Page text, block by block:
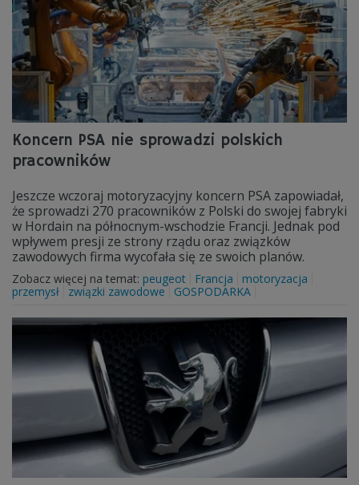
Koncern PSA nie sprowadzi polskich
pracowników
Jeszcze wczoraj motoryzacyjny koncern PSA zapowiadał,
że sprowadzi 270 pracowników z Polski do swojej fabryki
w Hordain na północnym-wschodzie Francji. Jednak pod
wpływem presji ze strony rządu oraz związków
zawodowych firma wycofała się ze swoich planów.
Zobacz więcej na temat: peugeot Francja
motoryzacja
przemysł
związki zawodowe GOSPODARKA